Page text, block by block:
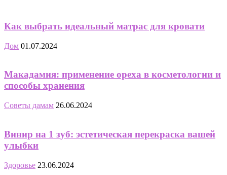
Как выбрать идеальный матрас для кровати
Дом 01.07.2024
Макадамия: применение ореха в косметологии и
способы хранения
Советы дамам 26.06.2024
Винир на 1 зуб: эстетическая перекраска вашей
улыбки
Здоровье 23.06.2024